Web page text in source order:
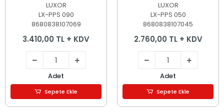
LUXOR
LX-PPS 090
8680838107069
3.410,00 TL + KDV
Adet
Sepete Ekle
LUXOR
LX-PPS 050
8680838107045
2.760,00 TL + KDV
Adet
Sepete Ekle